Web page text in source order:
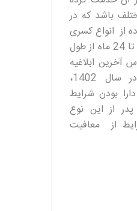
باشد که در
از انواع کسری
خدمت سربازی می توان حداکثر تا 24 ماه از طول
ابلاغیه
ستاد کل نیرو های مسلح در سال 1402،
بودن شرایط
از این نوع
از معافیت